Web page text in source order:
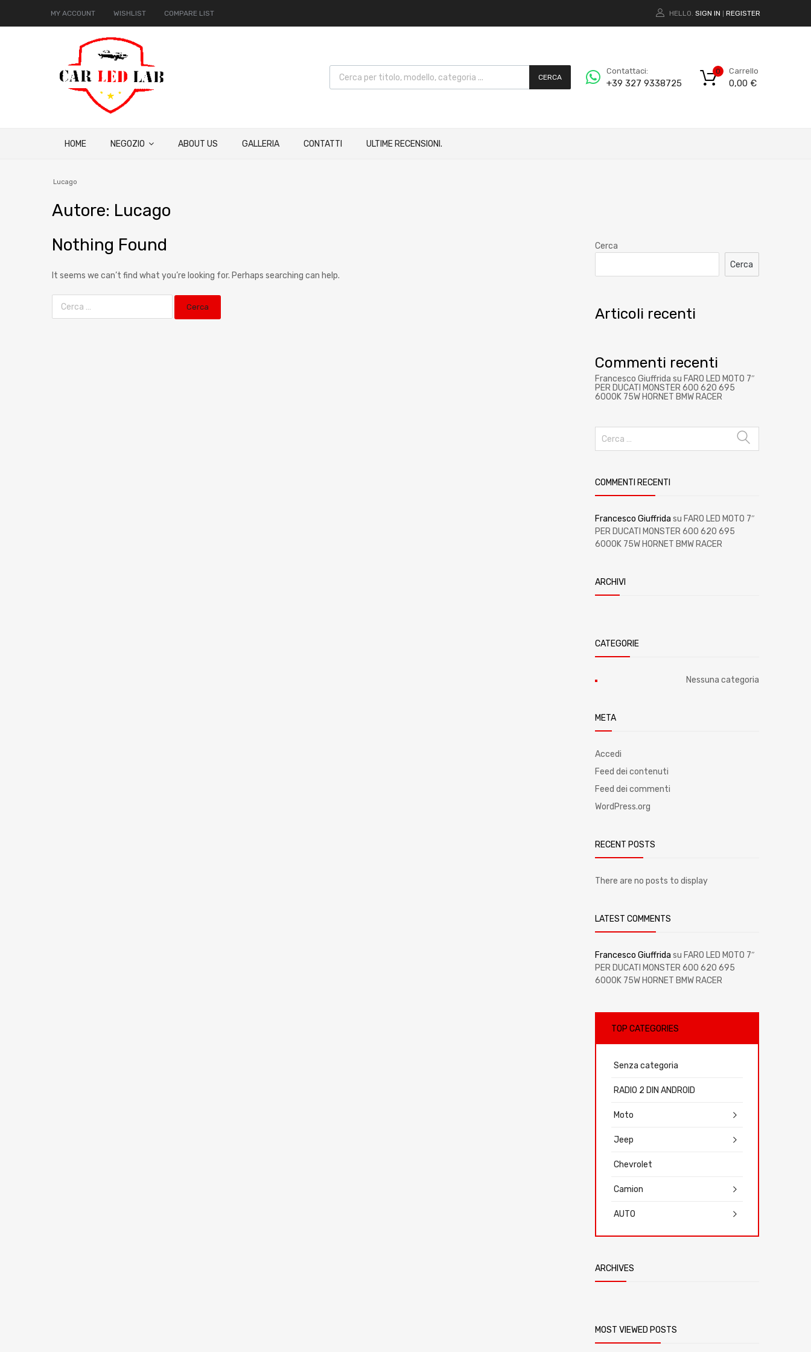
MY ACCOUNT WISHLIST COMPARE LIST HELLO. SIGN IN REGISTER
CERCA
Contattaci:
+39 327 9338725
Carrello
0,00 €
0
HOME NEGOZIO ABOUT US GALLERIA CONTATTI ULTIME RECENSIONI.
Lucago
Autore: Lucago
Nothing Found
It seems we can’t find what you’re looking for. Perhaps searching can help.
Cerca
Cerca
Articoli recenti
Commenti recenti
Francesco Giuffrida su FARO LED MOTO 7″
PER DUCATI MONSTER 600 620 695
6000K 75W HORNET BMW RACER
COMMENTI RECENTI
Francesco Giuffrida su FARO LED MOTO 7″
PER DUCATI MONSTER 600 620 695
6000K 75W HORNET BMW RACER
ARCHIVI
CATEGORIE
Nessuna categoria
META
Accedi
Feed dei contenuti
Feed dei commenti
WordPress.org
RECENT POSTS
There are no posts to display
LATEST COMMENTS
Francesco Giuffrida su FARO LED MOTO 7″
PER DUCATI MONSTER 600 620 695
6000K 75W HORNET BMW RACER
TOP CATEGORIES
Senza categoria
RADIO 2 DIN ANDROID
Moto
Jeep
Chevrolet
Camion
AUTO
ARCHIVES
MOST VIEWED POSTS